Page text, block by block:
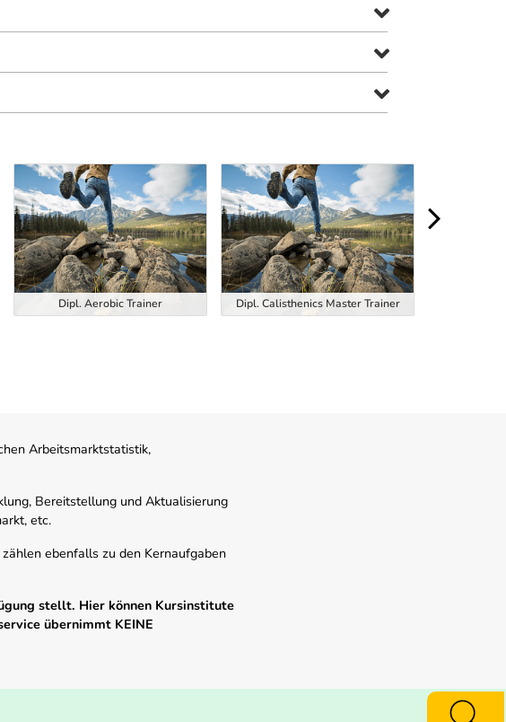
Dipl. Aerobic Trainer Dipl. Calisthenics Master Trainer
Arbeitsmarktstatistik,
Bereitstellung und Aktualisierung
etc.
ebenfalls zu den Kernaufgaben
stellt. Hier können Kursinstitute
übernimmt KEINE